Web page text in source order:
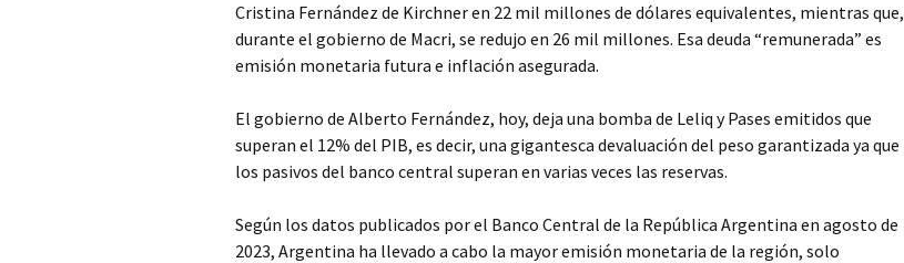
Cristina Fernández de Kirchner en 22 mil millones de dólares equivalentes, mientras que,
durante el gobierno de Macri, se redujo en 26 mil millones. Esa deuda “remunerada” es
emisión monetaria futura e inflación asegurada.
El gobierno de Alberto Fernández, hoy, deja una bomba de Leliq y Pases emitidos que
superan el 12% del PIB, es decir, una gigantesca devaluación del peso garantizada ya que
los pasivos del banco central superan en varias veces las reservas.
Según los datos publicados por el Banco Central de la República Argentina en agosto de
2023, Argentina ha llevado a cabo la mayor emisión monetaria de la región, solo